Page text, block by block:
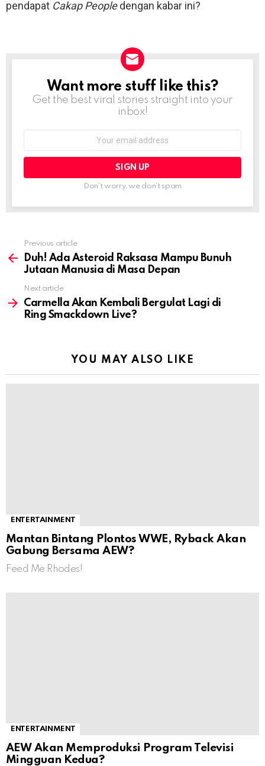
pendapat Cakap Peopledengan kabar ini?
NEWSLETTER
Want more stuff like this?
Get the best viral stories straight into your
inbox!
Don't worry, we don't spam
more
Previous article
Duh! Ada Asteroid Raksasa Mampu Bunuh
Jutaan Manusia di Masa Depan
Next article
Carmella Akan Kembali Bergulat Lagi di
Ring Smackdown Live?
YOU MAY ALSO LIKE
ENTERTAINMENT
Mantan Bintang Plontos WWE, Ryback Akan
Gabung Bersama AEW?
Feed Me Rhodes!
ENTERTAINMENT
AEW Akan Memproduksi Program Televisi
Mingguan Kedua?